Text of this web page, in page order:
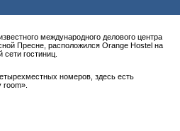
международного делового центра
Пресне, расположился Orange Hostel на
гостиниц.
номеров, здесь есть